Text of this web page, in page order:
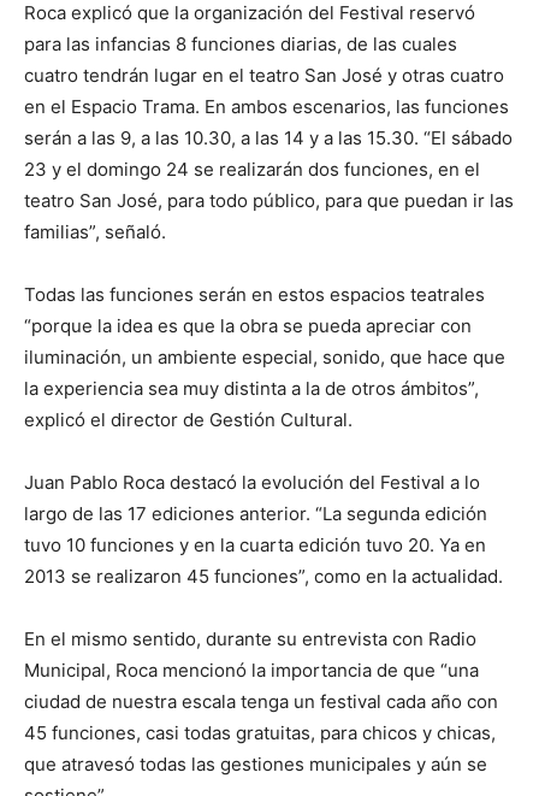
Roca explicó que la organización del Festival reservó
para las infancias 8 funciones diarias, de las cuales
cuatro tendrán lugar en el teatro San José y otras cuatro
en el Espacio Trama. En ambos escenarios, las funciones
serán a las 9, a las 10.30, a las 14 y a las 15.30. “El sábado
23 y el domingo 24 se realizarán dos funciones, en el
teatro San José, para todo público, para que puedan ir las
familias”, señaló.
Todas las funciones serán en estos espacios teatrales
“porque la idea es que la obra se pueda apreciar con
iluminación, un ambiente especial, sonido, que hace que
la experiencia sea muy distinta a la de otros ámbitos”,
explicó el director de Gestión Cultural.
Juan Pablo Roca destacó la evolución del Festival a lo
largo de las 17 ediciones anterior. “La segunda edición
tuvo 10 funciones y en la cuarta edición tuvo 20. Ya en
2013 se realizaron 45 funciones”, como en la actualidad.
En el mismo sentido, durante su entrevista con Radio
Municipal, Roca mencionó la importancia de que “una
ciudad de nuestra escala tenga un festival cada año con
45 funciones, casi todas gratuitas, para chicos y chicas,
que atravesó todas las gestiones municipales y aún se